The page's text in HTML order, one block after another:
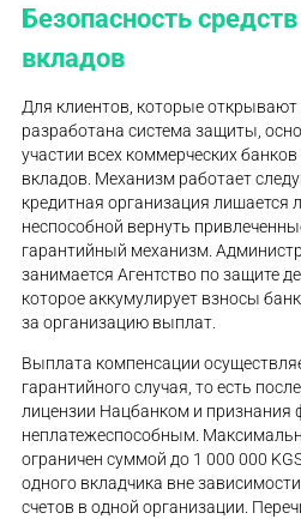
Безопасность
вкладов
Для клиентов, которые открывают
разработана система защиты,
участии всех коммерческих
вкладов. Механизм работает
кредитная организация лишается
неспособной вернуть
гарантийный механизм.
занимается Агентство по защите
которое аккумулирует взносы
за организацию выплат.
Выплата компенсации
гарантийного случая, то есть
лицензии Нацбанком и признания
неплатежеспособным.
ограничен суммой до 1 000 000
одного вкладчика вне
счетов в одной организации.